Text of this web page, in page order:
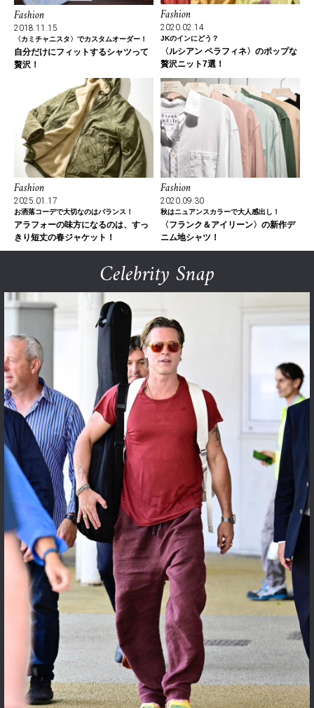
Fashion
2018.11.15
〈カミチャニスタ〉でカスタムオーダー！
自分だけにフィットするシャツって
贅沢！
Fashion
2020.02.14
JKのインにどう？
〈ルシアン ペラフィネ〉のポップな
贅沢ニット7選！
Fashion
2025.01.17
お洒落コーデで大切なのはバランス！
アラフォーの味方になるのは、すっ
きり短丈の春ジャケット！
Fashion
2020.09.30
秋はニュアンスカラーで大人感出し！
〈フランク＆アイリーン〉の新作デ
ニム地シャツ！
Celebrity Snap